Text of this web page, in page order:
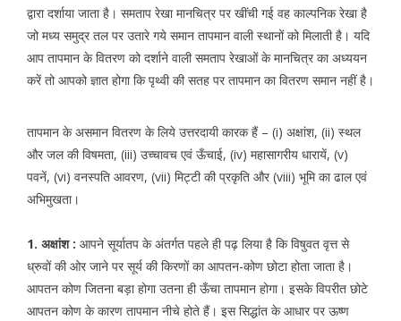
द्वारा दर्शाया जाता है। समताप रेखा मानचित्र पर खींची गई वह काल्पनिक रेखा है
जो मध्य समुद्र तल पर उतारे गये समान तापमान वाली स्थानों को मिलाती है। यदि
आप तापमान के वितरण को दर्शाने वाली समताप रेखाओं के मानचित्र का अध्ययन
करें तो आपको ज्ञात होगा कि पृथ्वी की सतह पर तापमान का वितरण समान नहीं है।
तापमान के असमान वितरण के लिये उत्तरदायी कारक हैं – (i) अक्षांश, (ii) स्थल
और जल की विषमता, (iii) उच्चावच एवं ऊँचाई, (iv) महासागरीय धारायें, (v)
पवनें, (vi) वनस्पति आवरण, (vii) मिट्टी की प्रकृति और (viii) भूमि का ढाल एवं
अभिमुखता।
1. अक्षांश : आपने सूर्यातप के अंतर्गत पहले ही पढ़ लिया है कि विषुवत वृत्त से
ध्रुवों की ओर जाने पर सूर्य की किरणों का आपतन-कोण छोटा होता जाता है।
आपतन कोण जितना बड़ा होगा उतना ही ऊँचा तापमान होगा। इसके विपरीत छोटे
आपतन कोण के कारण तापमान नीचे होते हैं। इस सिद्धांत के आधार पर ऊष्ण